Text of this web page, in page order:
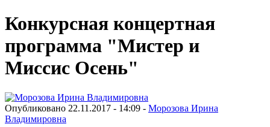
Конкурсная концертная
программа "Мистер и
Миссис Осень"
Опубликовано 22.11.2017 - 14:09 - Морозова Ирина
Владимировна